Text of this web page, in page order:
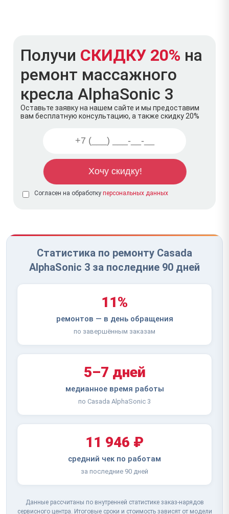
Получи СКИДКУ 20% на
ремонт массажного
кресла AlphaSonic 3
Оставьте заявку на нашем сайте и мы предоставим
вам бесплатную консультацию, а также скидку 20%
Согласен на обработку персональных данных
Статистика по ремонту Casada
AlphaSonic 3 за последние 90 дней
11%
ремонтов — в день обращения
по завершённым заказам
5–7 дней
медианное время работы
по Casada AlphaSonic 3
11 946 ₽
средний чек по работам
за последние 90 дней
Данные рассчитаны по внутренней статистике заказ-нарядов
сервисного центра. Итоговые сроки и стоимость зависят от модели